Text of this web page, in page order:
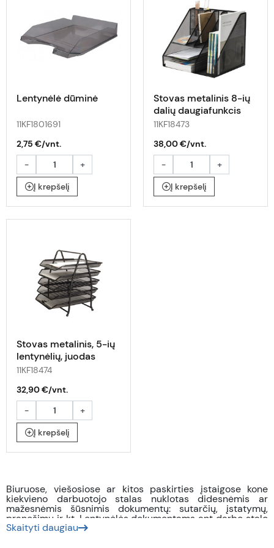
Lentynėlė dūminė
11KF1801691
2,75 €/vnt.
-
+
Į krepšelį
Stovas metalinis 8-ių
dalių daugiafunkcis
juodas
11KF18473
38,00 €/vnt.
-
+
Į krepšelį
Stovas metalinis, 5-ių
lentynėlių, juodas
11KF18474
32,90 €/vnt.
-
+
Į krepšelį
Biuruose, viešosiose ar kitos paskirties įstaigose kone
kiekvieno darbuotojo stalas nuklotas didesnėmis ar
mažesnėmis šūsnimis dokumentų: sutarčių, įstatymų,
pranešimų ir kt. Lentynėlės dokumentams ant darbo stalo
leidžia lengvai suklasifikuoti visus ant rašomojo stalo
Skaityti daugiau